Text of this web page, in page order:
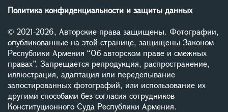
Политика конфиденциальности и защиты данных
© 2021-2026, Авторские права защищены. Фотографии,
опубликованные на этой странице, защищены Законом
Республики Армения “Об авторском праве и смежных
правах”. Запрещается репродукция, распространение,
иллюстрация, адаптация или переделывание
запостированных фотографий, или использование их
другими способами без согласия сотрудников
Конституционного Суда Республики Армения.